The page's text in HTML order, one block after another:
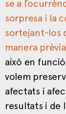
se a
sorpresa i la
sortejant-los
manera
això en
volem
afectats i
resultats i de